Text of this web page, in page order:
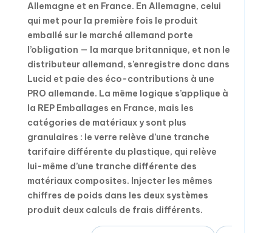
Allemagne et en France. En Allemagne, celui
qui met pour la première fois le produit
emballé sur le marché allemand porte
l’obligation — la marque britannique, et non le
distributeur allemand, s’enregistre donc dans
Lucid et paie des éco-contributions à une
PRO allemande. La même logique s’applique à
la REP Emballages en France, mais les
catégories de matériaux y sont plus
granulaires : le verre relève d’une tranche
tarifaire différente du plastique, qui relève
lui-même d’une tranche différente des
matériaux composites. Injecter les mêmes
chiffres de poids dans les deux systèmes
produit deux calculs de frais différents.